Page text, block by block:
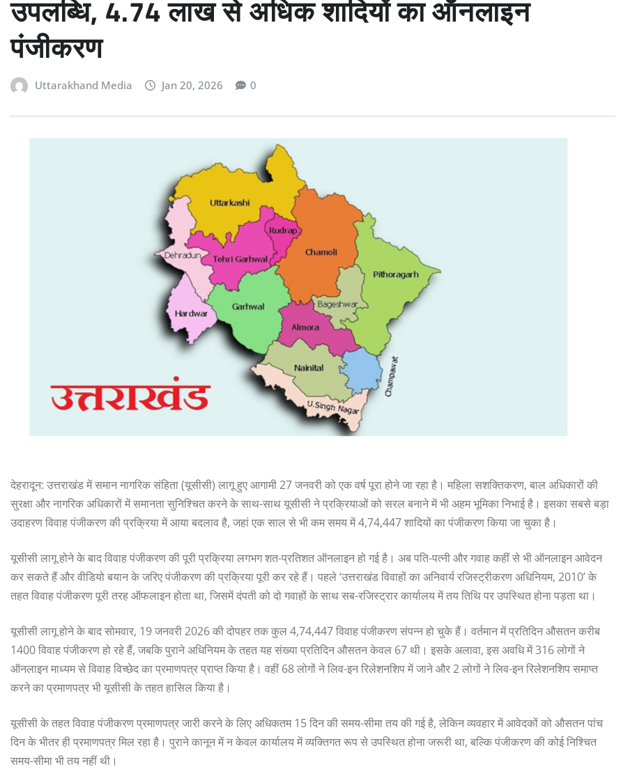
उपलब्धि, 4.74 लाख से अधिक शादियों का ऑनलाइन
पंजीकरण
Uttarakhand Media Jan 20, 2026 0
देहरादून: उत्तराखंड में समान नागरिक संहिता (यूसीसी) लागू हुए आगामी 27 जनवरी को एक वर्ष पूरा होने जा रहा है। महिला सशक्तिकरण, बाल अधिकारों की
सुरक्षा और नागरिक अधिकारों में समानता सुनिश्चित करने के साथ-साथ यूसीसी ने प्रक्रियाओं को सरल बनाने में भी अहम भूमिका निभाई है। इसका सबसे बड़ा
उदाहरण विवाह पंजीकरण की प्रक्रिया में आया बदलाव है, जहां एक साल से भी कम समय में 4,74,447 शादियों का पंजीकरण किया जा चुका है।
यूसीसी लागू होने के बाद विवाह पंजीकरण की पूरी प्रक्रिया लगभग शत-प्रतिशत ऑनलाइन हो गई है। अब पति-पत्नी और गवाह कहीं से भी ऑनलाइन आवेदन
कर सकते हैं और वीडियो बयान के जरिए पंजीकरण की प्रक्रिया पूरी कर रहे हैं। पहले ‘उत्तराखंड विवाहों का अनिवार्य रजिस्ट्रीकरण अधिनियम, 2010’ के
तहत विवाह पंजीकरण पूरी तरह ऑफलाइन होता था, जिसमें दंपती को दो गवाहों के साथ सब-रजिस्ट्रार कार्यालय में तय तिथि पर उपस्थित होना पड़ता था।
यूसीसी लागू होने के बाद सोमवार, 19 जनवरी 2026 की दोपहर तक कुल 4,74,447 विवाह पंजीकरण संपन्न हो चुके हैं। वर्तमान में प्रतिदिन औसतन करीब
1400 विवाह पंजीकरण हो रहे हैं, जबकि पुराने अधिनियम के तहत यह संख्या प्रतिदिन औसतन केवल 67 थी। इसके अलावा, इस अवधि में 316 लोगों ने
ऑनलाइन माध्यम से विवाह विच्छेद का प्रमाणपत्र प्राप्त किया है। वहीं 68 लोगों ने लिव-इन रिलेशनशिप में जाने और 2 लोगों ने लिव-इन रिलेशनशिप समाप्त
करने का प्रमाणपत्र भी यूसीसी के तहत हासिल किया है।
यूसीसी के तहत विवाह पंजीकरण प्रमाणपत्र जारी करने के लिए अधिकतम 15 दिन की समय-सीमा तय की गई है, लेकिन व्यवहार में आवेदकों को औसतन पांच
दिन के भीतर ही प्रमाणपत्र मिल रहा है। पुराने कानून में न केवल कार्यालय में व्यक्तिगत रूप से उपस्थित होना जरूरी था, बल्कि पंजीकरण की कोई निश्चित
समय-सीमा भी तय नहीं थी।